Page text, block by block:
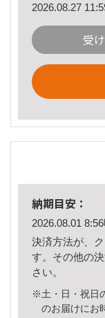
2026.08.27
受
納期目安：
2026.08.01
決済方法が、
す。その他の
さい。
※土・日・祝日
のお届けにお